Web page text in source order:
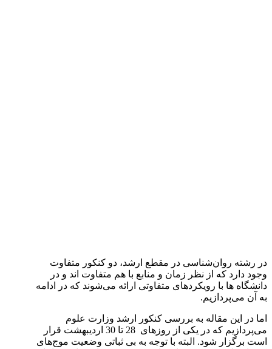
در رشته روان‌شناسی در مقطع ارشد، دو کنکور متفاوت
وجود دارد که از نظر زمان و منابع با هم متفاوت اند و در
دانشگاه ها با رویکردهای متفاوتی ارائه می‌شوند که در ادامه
به آن می‌پردازیم.
اما در این مقاله به بررسی کنکور ارشد وزارت علوم
می‌پردازیم که در یکی از روزهای 28 تا 30 اردیبهشت قرار
است برگزار شود. البته با توجه به بی ثباتی وضعیت موج‌های